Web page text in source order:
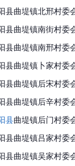
县曲堤镇北邢村委
县曲堤镇南街村委
县曲堤镇南邢村委
县曲堤镇卜家村委
县曲堤镇后宋村委
县曲堤镇后辛村委
县曲堤镇后门村委
县曲堤镇吕家村委
县曲堤镇吴家村委